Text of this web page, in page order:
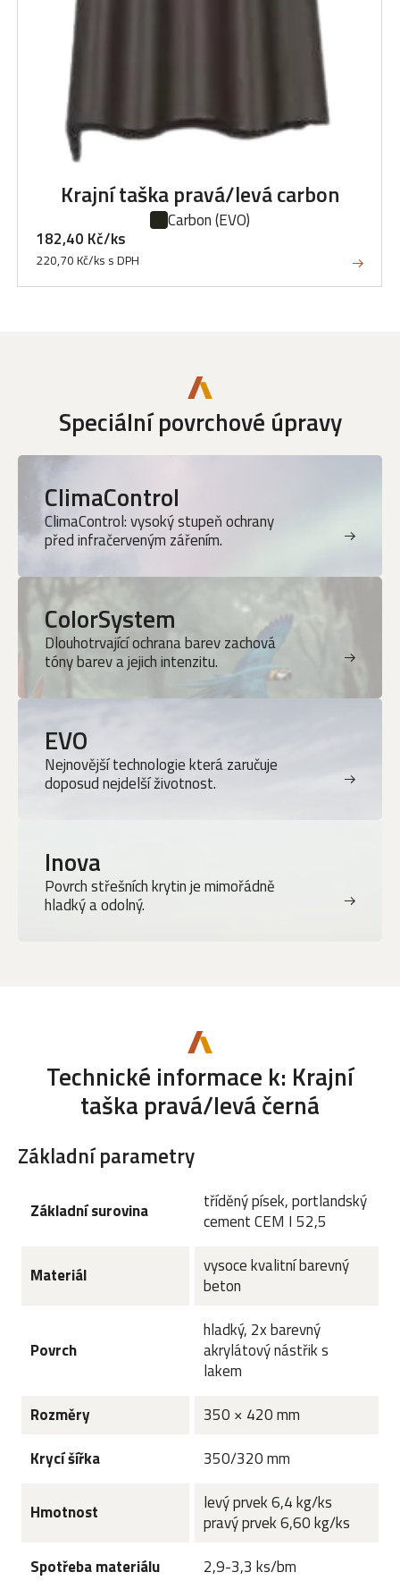
Krajní taška pravá/levá carbon
Carbon(EVO)
182,40 Kč/ks
220,70 Kč/ks s DPH
Speciální povrchové úpravy
ClimaControl
ClimaControl: vysoký stupeň ochrany
před infračerveným zářením.
ColorSystem
Dlouhotrvající ochrana barev zachová
tóny barev a jejich intenzitu.
EVO
Nejnovější technologie která zaručuje
doposud nejdelší životnost.
Inova
Povrch střešních krytin je mimořádně
hladký a odolný.
Technické informace k: Krajní
taška pravá/levá černá
Základní parametry
Základní surovina
tříděný písek, portlandský
cement CEM I 52,5
Materiál
vysoce kvalitní barevný
beton
Povrch
hladký, 2x barevný
akrylátový nástřik s
lakem
Rozměry
350 × 420 mm
Krycí šířka
350/320 mm
Hmotnost
levý prvek 6,4 kg/ks
pravý prvek 6,60 kg/ks
Spotřeba materiálu
2,9-3,3 ks/bm